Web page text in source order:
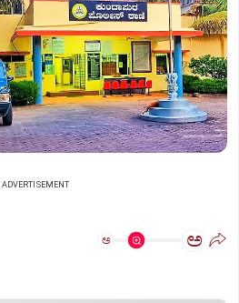
ADVERTISEMENT
ಅ ಅ